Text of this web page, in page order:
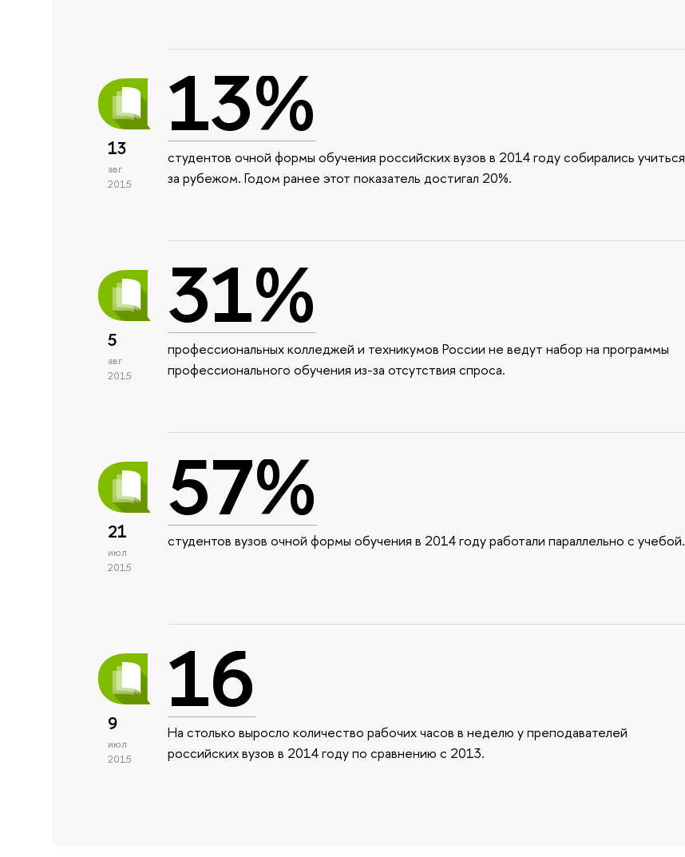
13
авг
2015
13%
студентов очной формы обучения российских вузов в 2014 году собирались учиться
за рубежом. Годом ранее этот показатель достигал 20%.
5
авг
2015
31%
профессиональных колледжей и техникумов России не ведут набор на программы
профессионального обучения из-за отсутствия спроса.
21
июл
2015
57%
студентов вузов очной формы обучения в 2014 году работали параллельно с учебой.
9
июл
2015
16
На столько выросло количество рабочих часов в неделю у преподавателей
российских вузов в 2014 году по сравнению с 2013.